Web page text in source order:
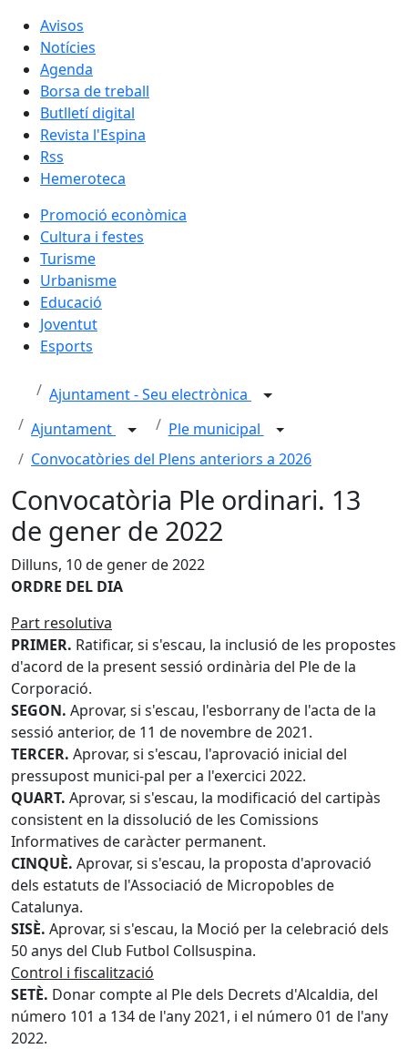
Avisos
Notícies
Agenda
Borsa de treball
Butlletí digital
Revista l'Espina
Rss
Hemeroteca
Promoció econòmica
Cultura i festes
Turisme
Urbanisme
Educació
Joventut
Esports
Ajuntament - Seu electrònica
Ajuntament
Ple municipal
Convocatòries del Plens anteriors a 2026
Convocatòria Ple ordinari. 13
de gener de 2022
Dilluns, 10 de gener de 2022
ORDRE DEL DIA
Part resolutiva
PRIMER. Ratificar, si s'escau, la inclusió de les propostes
d'acord de la present sessió ordinària del Ple de la
Corporació.
SEGON. Aprovar, si s'escau, l'esborrany de l'acta de la
sessió anterior, de 11 de novembre de 2021.
TERCER. Aprovar, si s'escau, l'aprovació inicial del
pressupost munici-pal per a l'exercici 2022.
QUART. Aprovar, si s'escau, la modificació del cartipàs
consistent en la dissolució de les Comissions
Informatives de caràcter permanent.
CINQUÈ. Aprovar, si s'escau, la proposta d'aprovació
dels estatuts de l'Associació de Micropobles de
Catalunya.
SISÈ. Aprovar, si s'escau, la Moció per la celebració dels
50 anys del Club Futbol Collsuspina.
Control i fiscalització
SETÈ. Donar compte al Ple dels Decrets d'Alcaldia, del
número 101 a 134 de l'any 2021, i el número 01 de l'any
2022.